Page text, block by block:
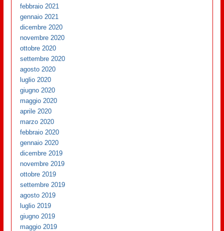
febbraio 2021
gennaio 2021
dicembre 2020
novembre 2020
ottobre 2020
settembre 2020
agosto 2020
luglio 2020
giugno 2020
maggio 2020
aprile 2020
marzo 2020
febbraio 2020
gennaio 2020
dicembre 2019
novembre 2019
ottobre 2019
settembre 2019
agosto 2019
luglio 2019
giugno 2019
maggio 2019